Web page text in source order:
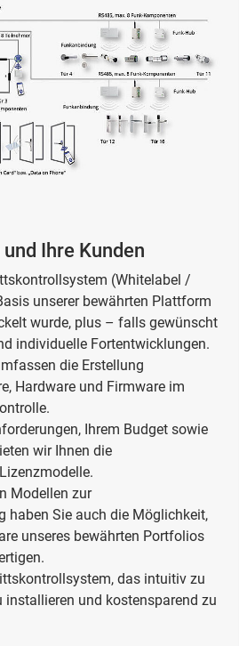
Ihre Kunden
(Whitelabel /
unserer bewährten Plattform
wurde, plus – falls gewünscht
individuelle Fortentwicklungen.
die Erstellung
Hardware und Firmware im
Ihrem Budget sowie
wir Ihnen die
Modellen zur
haben Sie auch die Möglichkeit,
unseres bewährten Portfolios
das intuitiv zu
installieren und kostensparend zu